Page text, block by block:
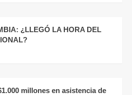
¿LLEGÓ LA HORA DEL
millones en asistencia de